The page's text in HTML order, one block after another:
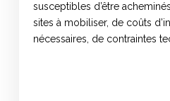
susceptibles d’être
sites à mobiliser, de coûts
nécessaires, de contraintes